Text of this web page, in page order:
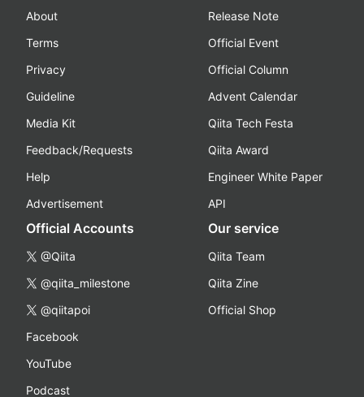
About
Terms
Privacy
Guideline
Media Kit
Feedback/Requests
Help
Advertisement
Release Note
Official Event
Official Column
Advent Calendar
Qiita Tech Festa
Qiita Award
Engineer White Paper
API
Official Accounts
@Qiita
@qiita_milestone
@qiitapoi
Facebook
YouTube
Podcast
Our service
Qiita Team
Qiita Zine
Official Shop